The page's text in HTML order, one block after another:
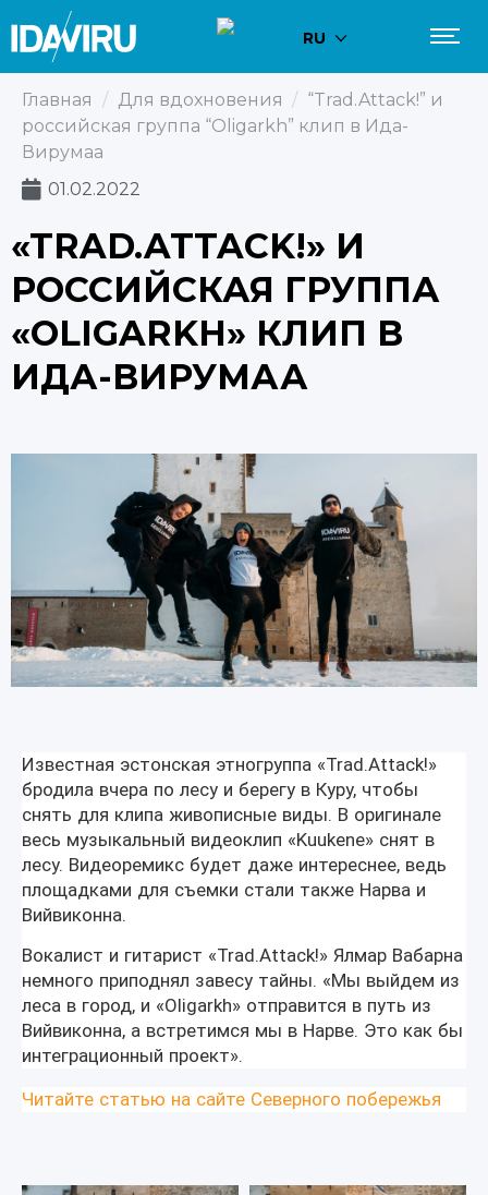
RU
Главная / Для вдохновения / “Trad.Attack!” и
российская группа “Oligarkh” клип в Ида-
Вирумаа
01.02.2022
«TRAD.ATTACK!» И
РОССИЙСКАЯ ГРУППА
«OLIGARKH» КЛИП В
ИДА-ВИРУМАА
Известная эстонская этногруппа «Trad.Attack!»
бродила вчера по лесу и берегу в Куру, чтобы
снять для клипа живописные виды. В оригинале
весь музыкальный видеоклип «Kuukene» снят в
лесу. Видеоремикс будет даже интереснее, ведь
площадками для съемки стали также Нарва и
Вийвиконна.
Вокалист и гитарист «Trad.Attack!» Ялмар Вабарна
немного приподнял завесу тайны. «Мы выйдем из
леса в город, и «Oligarkh» отправится в путь из
Вийвиконна, а встретимся мы в Нарве. Это как бы
интеграционный проект».
Читайте статью на сайте Северного побережья